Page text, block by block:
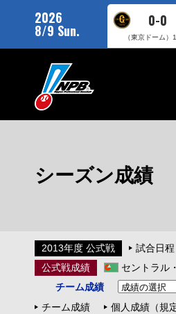
2026
8/9 Sun.
0-0
（東京ドーム）
シーズン成績
2013年度 公式戦 試合日程
公式戦成績
セントラル
チーム成績
チーム成績
個人成績（規